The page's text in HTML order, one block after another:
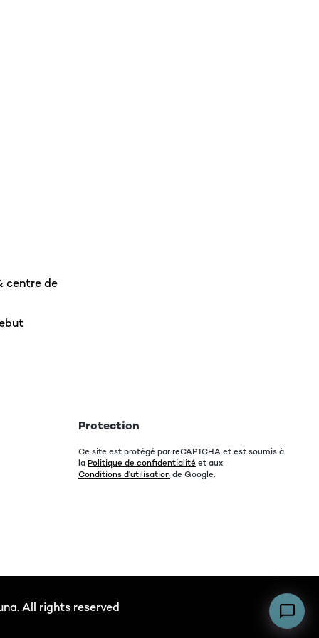
centre de
Protection
Ce site est protégé par reCAPTCHA et est soumis à
la Politique de confidentialité et aux
Conditions d'utilisation de Google.
All rights reserved